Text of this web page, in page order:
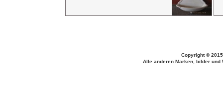
Copyright ©
Alle anderen Marken, bilder und